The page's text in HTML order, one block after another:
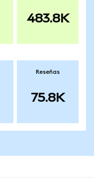
483.8K
Reseñas
75.8K